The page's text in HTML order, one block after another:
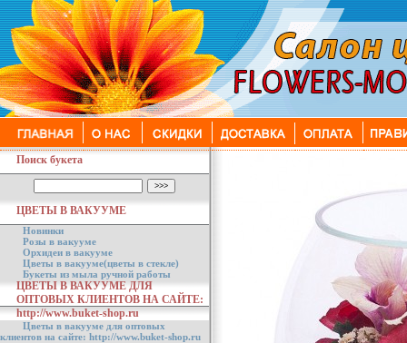
Поиск букета
ЦВЕТЫ В ВАКУУМЕ
Новинки
Розы в вакууме
Орхидеи в вакууме
Цветы в вакууме(цветы в стекле)
Букеты из мыла ручной работы
ЦВЕТЫ В ВАКУУМЕ ДЛЯ
ОПТОВЫХ КЛИЕНТОВ НА САЙТЕ:
http://www.buket-shop.ru
Цветы в вакууме для оптовых
клиентов на сайте: http://www.buket-shop.ru